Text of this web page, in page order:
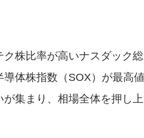
株比率が高いナスダック
体株指数（SOX）が最高
集まり、相場全体を押し上